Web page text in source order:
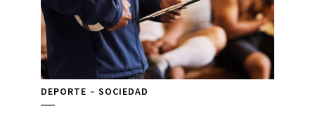
DEPORTE SOCIEDAD